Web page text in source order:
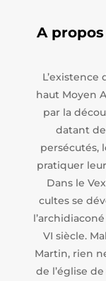
A
haut Moyen
par la
datant
persécutés,
pratiquer
Dans le
cultes se
VI siècle.
Martin, rien
de l’église